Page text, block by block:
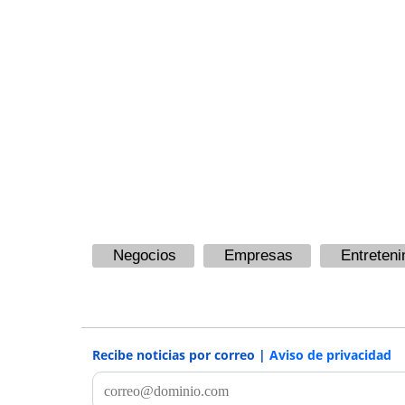
Negocios Empresas
Recibe noticias por correo | Aviso de privacidad